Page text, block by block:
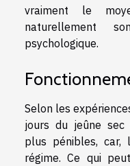
vraiment le
naturellement
psychologique.
Selon les
jours du jeûne
plus pénibles, car,
régime. Ce qui